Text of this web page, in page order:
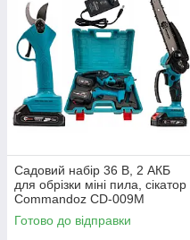
Садовий набір 36 В, 2 АКБ
для обрізки міні пила, сікатор
Commandoz CD-009M
Готово до відправки